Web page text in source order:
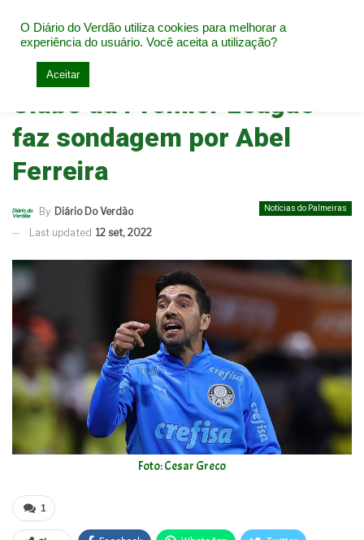
Home Notícias do Palmeiras
Clube da Premier League
faz sondagem por Abel
Ferreira
Notícias do Palmeiras
By Diário Do Verdão
Last updated 12 set, 2022
Foto: Cesar Greco
1
O Diário do Verdão utiliza cookies para melhorar a
experiência do usuário. Você aceita a utilização?
Aceitar